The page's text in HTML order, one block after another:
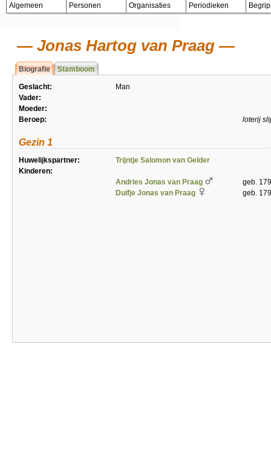
Algemeen Personen Organisaties Periodieken
Jonas Hartog van Praag
Biografie Stamboom
Geslacht:
Man
Vader:
Moeder:
Beroep:
loterij
Gezin 1
Huwelijkspartner:
Trijntje Salomon van Gelder
Kinderen:
Andries Jonas van Praag
geb.
Duifje Jonas van Praag
geb.